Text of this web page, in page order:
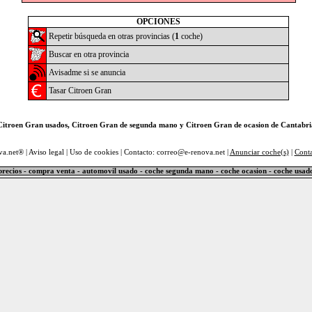
OPCIONES
Repetir búsqueda en otras provincias (1 coche)
Buscar en otra provincia
Avisadme si se anuncia
Tasar Citroen Gran
Gran usados, Citroen Gran de segunda mano y Citroen Gran de ocasion de
| Aviso legal Uso de cookies| Contacto: correo@e-renova.net | Anunciar coche(s)|
- compra venta - automovil usado - coche segunda mano - coche ocasion - coche